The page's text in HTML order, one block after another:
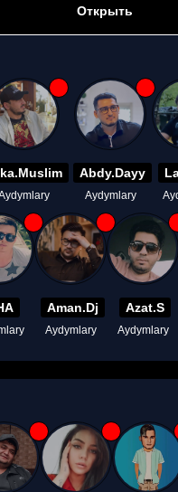
Открыть
Abdy.Dayy
Aydymlary
Aman.Dj
Aydymlary
Azat.S
Aydymlary